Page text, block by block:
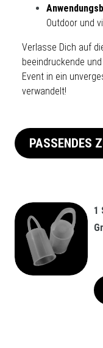
Outdoor und
Verlasse Dich auf
beeindruckende
Event in ein
verwandelt!
PASSENDES
1